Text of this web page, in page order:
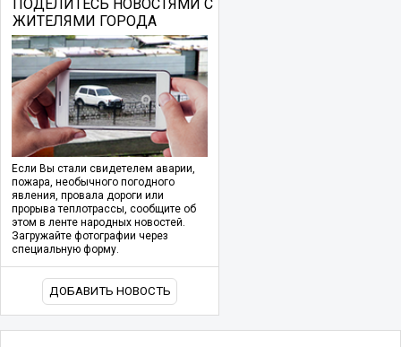
ПОДЕЛИТЕСЬ НОВОСТЯМИ С
ЖИТЕЛЯМИ ГОРОДА
Если Вы стали свидетелем аварии,
пожара, необычного погодного
явления, провала дороги или
прорыва теплотрассы, сообщите об
этом в ленте народных новостей.
Загружайте фотографии через
специальную форму.
ДОБАВИТЬ НОВОСТЬ